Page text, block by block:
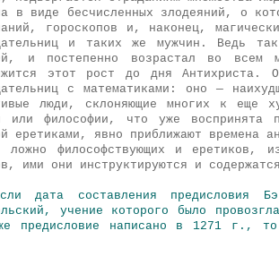
в виде бесчисленных злодеяний, о
гороскопов и, наконец,
и таких же мужчин. Ведь
и постепенно возрастал во всем
этот рост до дня Антихриста.
с математиками: оно —
люди, склоняющие многих к еще
или философии, что уже воспринята
еретиками, явно приближают времена
ложно философствующих и еретиков,
ими они инструктируются и
дата составления предисловия
учение которого было
предисловие написано в 1271 г., то